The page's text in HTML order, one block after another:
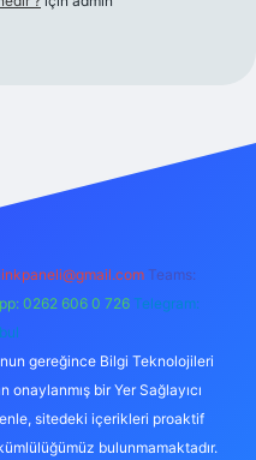
Teams:
0262 606 0 726 Telegram:
gereğince Bilgi Teknolojileri
onaylanmış bir Yer Sağlayıcı
sitedeki içerikleri proaktif
bulunmamaktadır.